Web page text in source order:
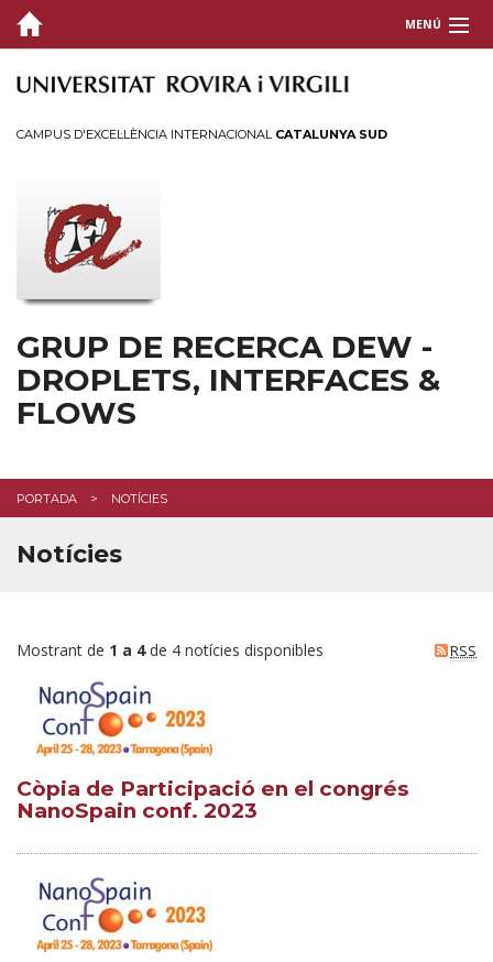
MENÚ
GRUP
TRANSFERÈNCIA
CONTACTE
CAMPUS D'EXCEL·LÈNCIA INTERNACIONAL CATALUNYA SUD
GRUP DE RECERCA DEW -
DROPLETS, INTERFACES &
FLOWS
PORTADA NOTÍCIES
Notícies
RSS
Mostrant de 1 a 4de 4 notícies disponibles
Còpia de Participació en el congrés
NanoSpain conf. 2023